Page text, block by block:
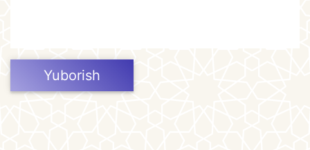
Yuborish